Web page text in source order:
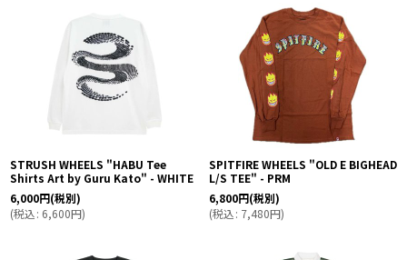
STRUSH WHEELS "HABU Tee
Shirts Art by Guru Kato" - WHITE
6,000円(税別)
(税込: 6,600円)
SPITFIRE WHEELS "OLD E BIGHEAD
L/S TEE" - PRM
6,800円(税別)
(税込: 7,480円)